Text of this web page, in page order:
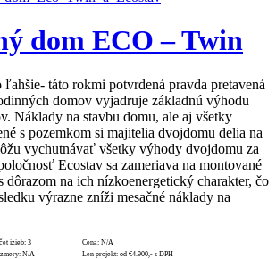
dom ECO – Twin
táto rokmi potvrdená pravda pretavená
domov vyjadruje základnú výhodu
Náklady na stavbu domu, ale aj všetky
s pozemkom si majitelia dvojdomu delia na
vychutnávať všetky výhody dvojdomu za
Ecostav sa zameriava na montované
na ich nízkoenergetický charakter, čo
výrazne zníži mesačné náklady na
izieb: 3 Cena: N/A
N/A Len projekt: od €4.900,- s DPH